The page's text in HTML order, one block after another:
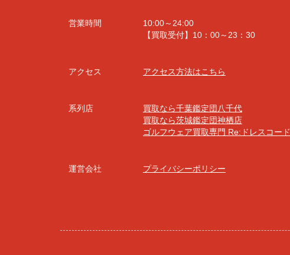
営業時間
10:00～24:00
【買取受付】10：00～23：30
アクセス アクセス方法はこちら
系列店
買取なら千葉鑑定団八千代
買取なら茨城鑑定団神栖店
ゴルフウェア買取専門 Re:ドレスコード
運営会社 プライバシーポリシー